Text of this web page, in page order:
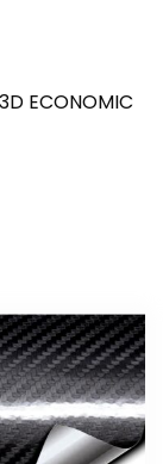
ECONOMIC